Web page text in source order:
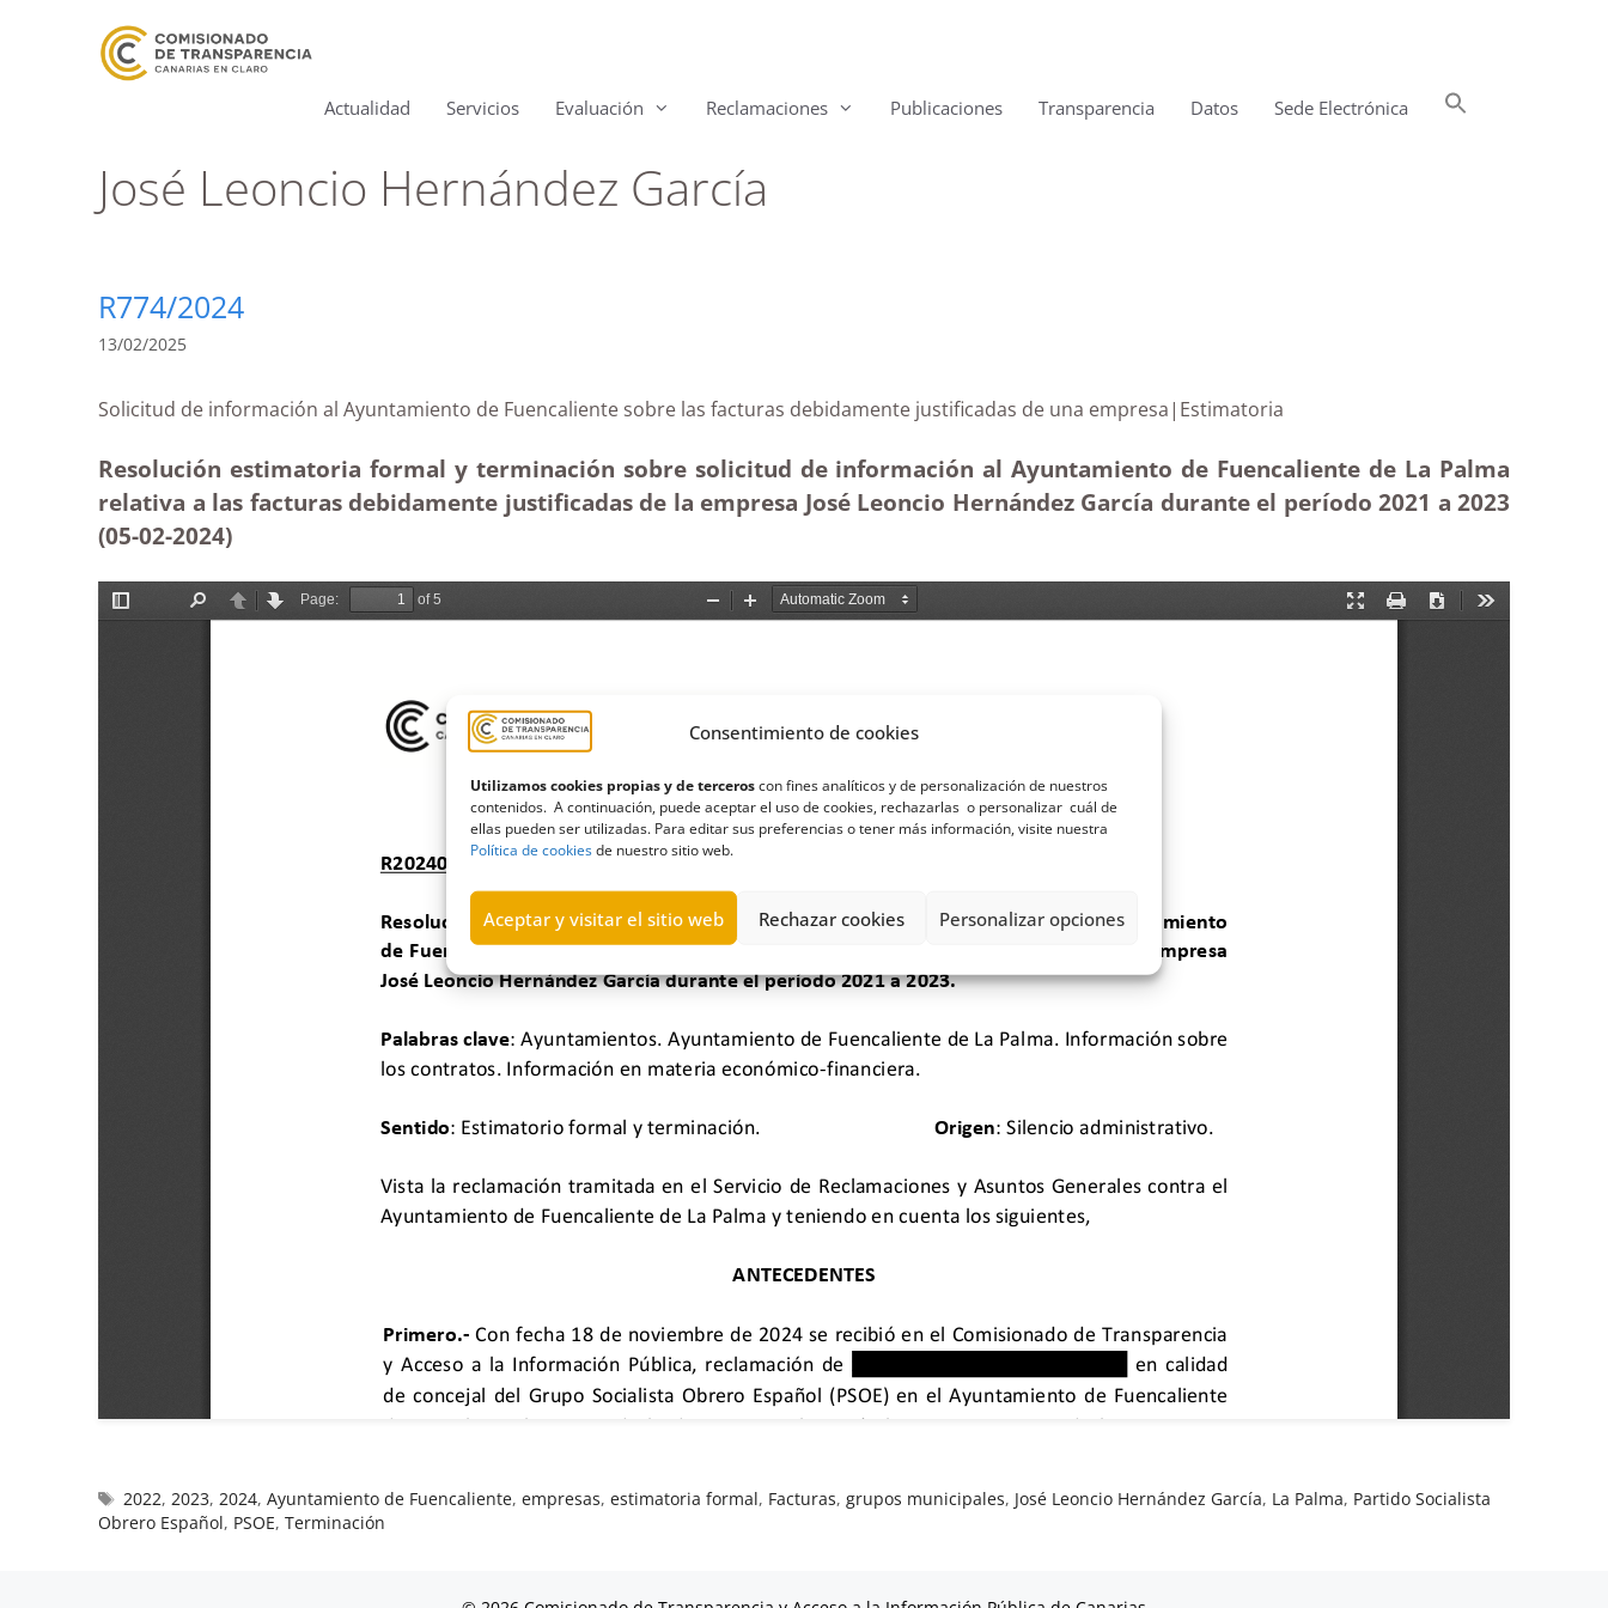
Consentimiento de cookies
Utilizamos cookies propias y de terceroscon fines analíticos y de personalización de nuestros
contenidos. A continuación, puede aceptar el uso de cookies, rechazarlas o personalizar cuál de
ellas pueden ser utilizadas. Para editar sus preferencias o tener más información, visite nuestra
Política de cookiesde nuestro sitio web.
Aceptar y visitar el sitio web Rechazar cookies Personalizar opciones
Actualidad Servicios Evaluación Reclamaciones Publicaciones Transparencia Datos Sede Electrónica
José Leoncio Hernández García
R774/2024
13/02/2025
Solicitud de información al Ayuntamiento de Fuencaliente sobre las facturas debidamente justificadas de una empresa|Estimatoria
Resolución estimatoria formal y terminación sobre solicitud de información al Ayuntamiento de Fuencaliente de La Palma
relativa a las facturas debidamente justificadas de la empresa José Leoncio Hernández García durante el período 2021 a 2023
(05-02-2024)
2022,2023,2024,Ayuntamiento de Fuencaliente,empresas,estimatoria formal, Facturas,grupos municipales, José Leoncio Hernández García, La Palma, Partido Socialista
Obrero Español, PSOE, Terminación